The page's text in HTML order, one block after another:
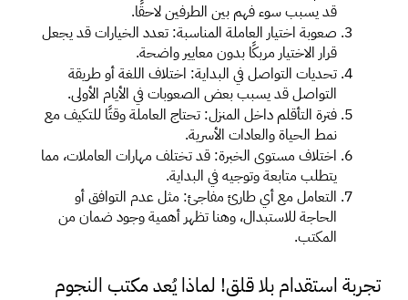
قد يسبب سوء فهم بين الطرفين لاحقًا.
صعوبة اختيار العاملة المناسبة: تعدد الخيارات قد يجعل
قرار الاختيار مربكًا بدون معايير واضحة.
تحديات التواصل في البداية: اختلاف اللغة أو طريقة
التواصل قد يسبب بعض الصعوبات في الأيام الأولى.
فترة التأقلم داخل المنزل: تحتاج العاملة وقتًا للتكيف مع
نمط الحياة والعادات الأسرية.
يتطلب متابعة وتوجيه في البداية.
التعامل مع أي طارئ مفاجئ: مثل عدم التوافق أو
الحاجة للاستبدال، وهنا تظهر أهمية وجود ضمان من
المكتب.